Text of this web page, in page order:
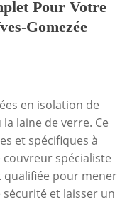
Pour Votre
Gomezée
en isolation de
laine de verre. Ce
et spécifiques à
spécialiste
qualifiée pour mener
et laisser un